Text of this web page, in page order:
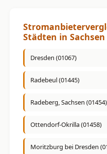
Städten in Sachsen
Dresden (01067)
Radebeul (01445)
Radeberg, Sachsen (01454)
Ottendorf-Okrilla (01458)
Moritzburg bei Dresden